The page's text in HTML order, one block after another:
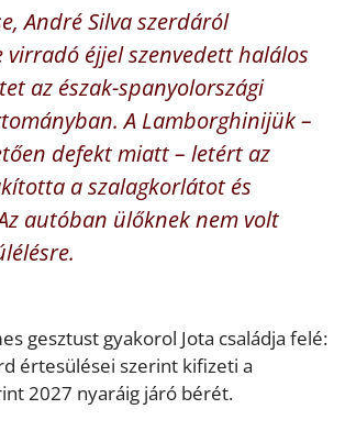
André Silva szerdáról
éjjel szenvedett halálos
az észak-spanyolországi
A Lamborghinijük –
defekt miatt – letért az
a szalagkorlátot és
autóban ülőknek nem volt
gesztust gyakorol Jota családja felé:
értesülései szerint kifizeti a
2027 nyaráig járó bérét.